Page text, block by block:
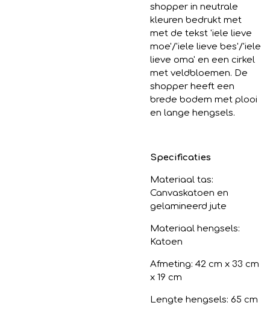
shopper in neutrale
kleuren bedrukt met
met de tekst 'iele lieve
moe'/'iele lieve bes'/'iele
lieve oma' en een cirkel
met veldbloemen. De
shopper heeft een
brede bodem met plooi
en lange hengsels.
Specificaties
Materiaal tas:
Canvaskatoen en
gelamineerd jute
Materiaal hengsels:
Katoen
Afmeting: 42 cm x 33 cm
x 19 cm
Lengte hengsels: 65 cm